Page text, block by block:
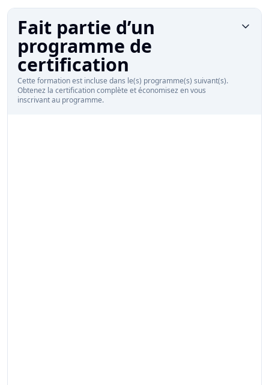
Fait partie d’un
programme de
certification
Cette formation est incluse dans le(s) programme(s) suivant(s).
Obtenez la certification complète et économisez en vous
inscrivant au programme.